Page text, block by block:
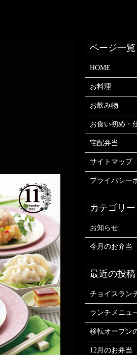
HOME
お料理
お飲み物
お食い初め・
宅配弁当
サイトマップ
プライバシー
お知らせ
今月のお弁当
チョイスラン
ランチメニュ
移転オープン
12月のお弁当